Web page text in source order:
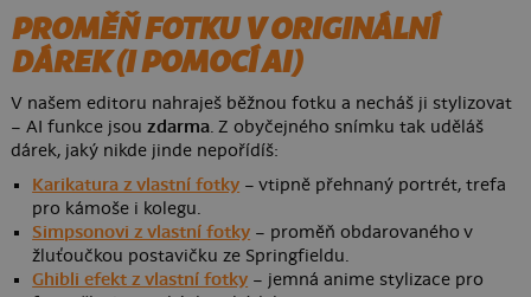
PROMĚŇ FOTKU V ORIGINÁLNÍ
DÁREK (I POMOCÍ AI)
V našem editoru nahraješ běžnou fotku a necháš ji stylizovat
– AI funkce jsouzdarma. Z obyčejného snímku tak uděláš
dárek, jaký nikde jinde nepořídíš:
Karikatura z vlastní fotky – vtipně přehnaný portrét, trefa
pro kámoše i kolegu.
Simpsonovi z vlastní fotky – proměň obdarovaného v
žluťoučkou postavičku ze Springfieldu.
Ghibli efekt z vlastní fotky – jemná anime stylizace pro